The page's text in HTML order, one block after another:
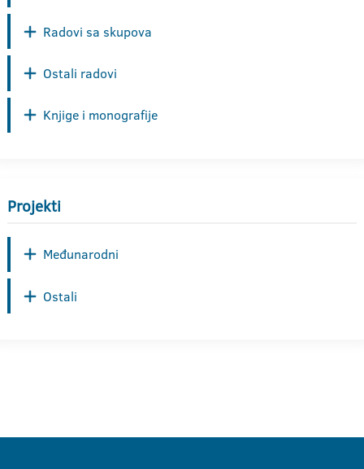
Radovi sa skupova
Ostali radovi
Knjige i monografije
Projekti
Međunarodni
Ostali